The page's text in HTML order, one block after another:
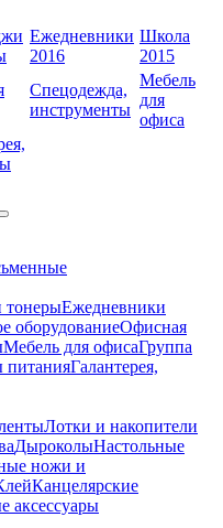
Ежедневники
2016
Школа
2015
Спецодежда,
инструменты
Мебель
для
офиса
тонерыЕжедневники
оборудованиеОфисная
Мебель для офисаГруппа
питанияГалантерея,
Лотки и накопители
ДыроколыНастольные
ножи и
Канцелярские
аксессуары